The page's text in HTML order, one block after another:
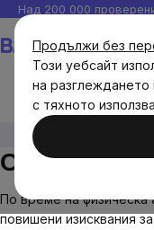
Продължи без
Този уебсайт
на разглеждането
с тяхното
Прескочи
към
съдържанието
Над 200 000
Спортно
По време на
повишени изисквания